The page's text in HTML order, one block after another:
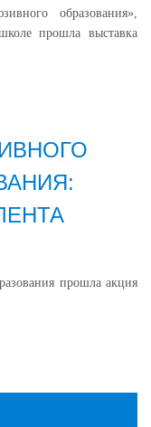
образования»,
прошла выставка
прошла акция